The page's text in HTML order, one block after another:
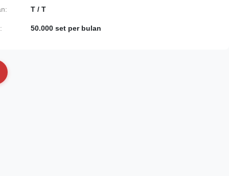
T / T
50.000 set per bulan